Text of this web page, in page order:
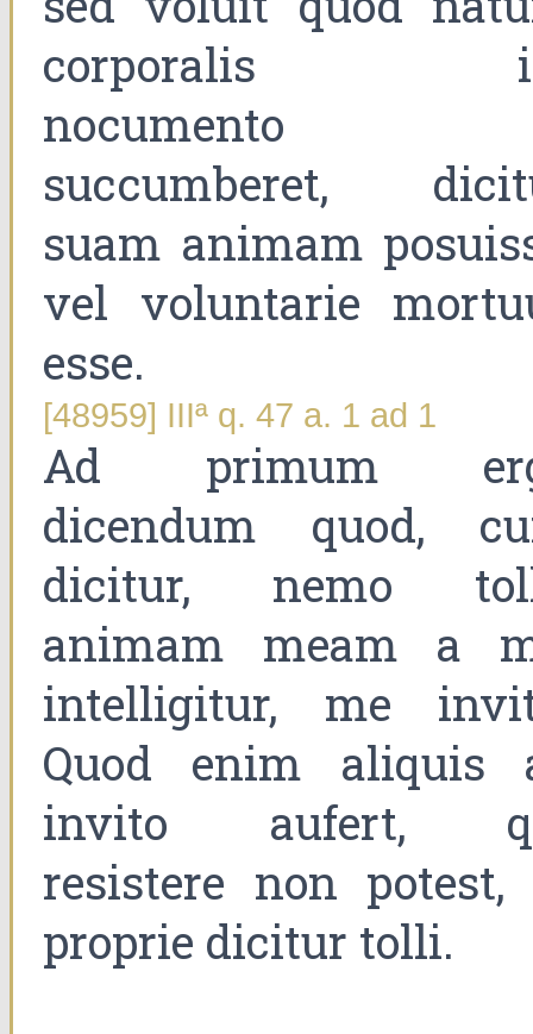
corporalis
nocumento
succumberet,
suam animam
vel voluntarie
esse.
[48959] IIIª q. 47 a. 1 ad 1
Ad primum
dicendum quod,
dicitur, nemo
animam meam a
intelligitur, me
Quod enim aliquis
invito aufert,
resistere non potest,
proprie dicitur tolli.